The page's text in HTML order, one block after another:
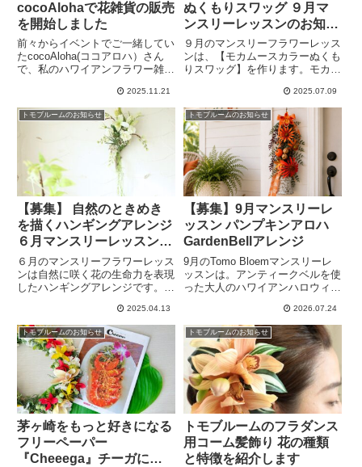
cocoAlohaで花雑貨の販売
を開始しました
前々からイベントでご一緒してい
たcocoAloha(ココアロハ）さん
で、私のハワイアンフラワー雑貨
たたかいお人柄のオーナーさんと
のつながりに感謝しています。ハ
ワイの可愛いを詰め込んだ雑貨屋
さんに、是非足を運んでみてね。
2025.11.21
ぬくもりスワッグ ９月マ
ンスリーレッスンのお知ら
せ
９月のマンスリーフラワーレッス
ンは、【モカムースカラーぬくも
りスワッグ】を作ります。モカム
ドカラーです。とても温かみのあ
る色で秋にぴったりな、ほっこり
した気持ちになれるスワッグを作
ってみませんか？
2025.07.09
トモブルームのお知らせ
【募集】 自然のときめき
を描くハンギングアレンジ
６月マンスリーレッスンの
お知らせ
６月のマンスリーフラワーレッス
ンは自然に咲く花の生命力を表現
したハンギングアレンジです。崖
ラムとその他の花々。アレンジの
ベース吊るして飾れるものを使っ
ているので飾る場所をとりませ
ん。素敵なハンギングアレンジ作
ってみませんか？
2025.04.13
トモブルームのお知らせ
【募集】9月マンスリーレ
ッスン パンプキンアロハ
GardenBellアレンジ
9月のTomo Bloemマンスリーレ
ッスンは。アンティークベルを使
った大人のハワイアンハロウィン
ィンアレンジですが、パラカチェ
ックのリボンでハワイアンを演
出。初心者歓迎・動画付き花材キ
ットもご用意しています。
2026.07.24
トモブルームのお知らせ
茅ヶ崎をもっと好きになる
フリーペーパー
『Cheeega』チーガに掲
トモブルームのお知らせ
トモブルームのフラダンス
用コーム髪飾り 花の種類
と特徴を紹介します